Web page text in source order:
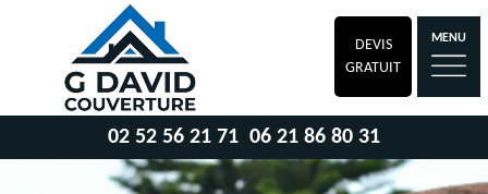
DEVIS
GRATUIT
MENU
02 52 56 21 71 06 21 86 80 31